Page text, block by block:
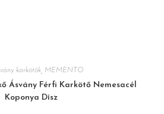
karkötők MEMENTO
Ásvány Férfi Karkötő Nemesacél
Koponya Dísz